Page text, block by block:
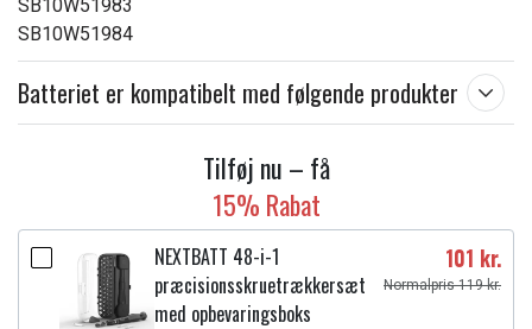
SB10W51983
SB10W51984
Batteriet er kompatibelt med følgende produkter
Tilføj nu – få
15% Rabat
NEXTBATT 48-i-1
præcisionsskruetrækkersæt
med opbevaringsboks
101 kr.
Normalpris 119 kr.